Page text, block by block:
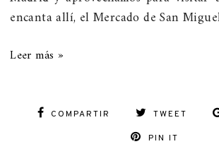
encanta allí, el Mercado de San
Leer más »
COMPARTIR TWEET
PIN IT